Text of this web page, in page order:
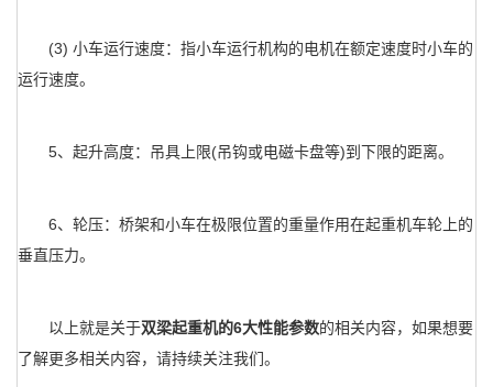
(3) 小车运行速度：指小车运行机构的电机在额定速度时小车的
运行速度。
5、起升高度：吊具上限(吊钩或电磁卡盘等)到下限的距离。
6、轮压：桥架和小车在极限位置的重量作用在起重机车轮上的
垂直压力。
以上就是关于双梁起重机的6大性能参数的相关内容，如果想要
了解更多相关内容，请持续关注我们。